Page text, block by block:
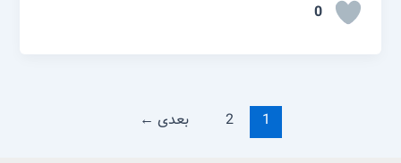
0
1
2 بعدی ←